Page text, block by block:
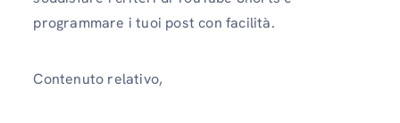
programmare i tuoi post con facilità.
Contenuto relativo,